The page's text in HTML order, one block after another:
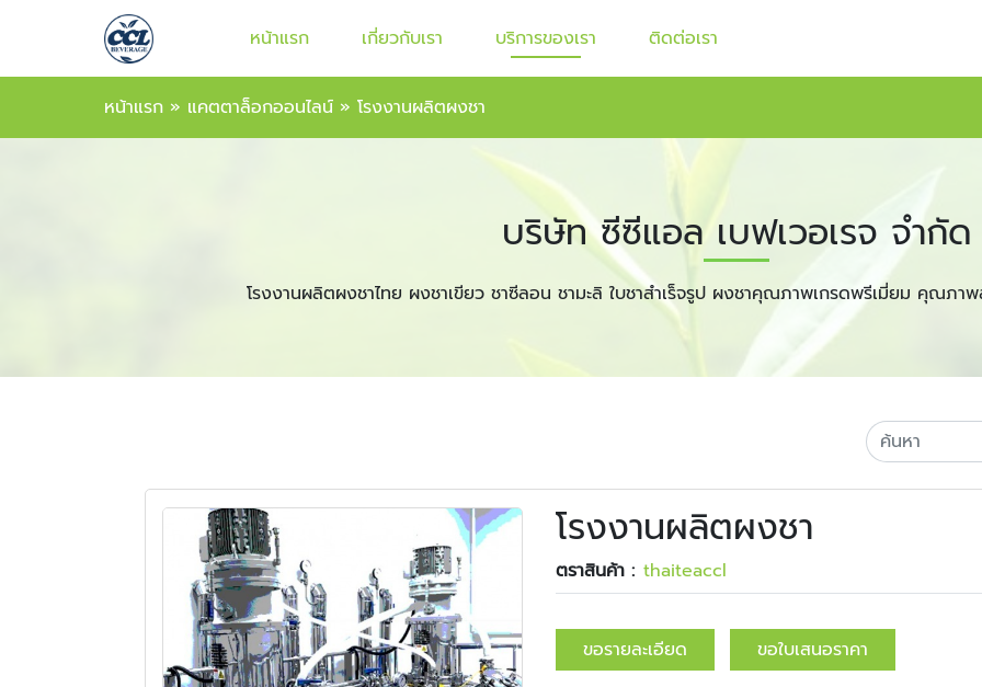
หน้าแรก เกี่ยวกับเรา บริการของเรา ติดต่อเรา
หน้าแรก » แคตตาล็อกออนไลน์ » โรงงานผลิตผงชา
บริษัท ซีซีแอล เบฟเวอเรจ จำกัด
โรงงานผลิตผงชาไทย ผงชาเขียว ชาซีลอน ชามะลิ ใบชาสำเร็จรูป ผงชาคุณภาพเกรดพรีเมี่ยม คุณภ
โรงงานผลิตผงชา
ตราสินค้า : ​​thaiteaccl
ขอรายละเอียด ขอใบเสนอราคา